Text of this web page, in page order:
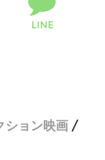
LINE
ション映画